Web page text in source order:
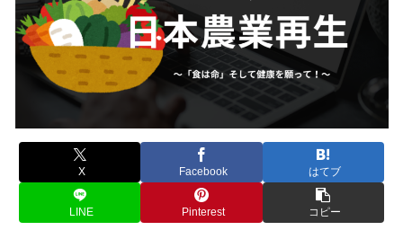
X Facebook はてブ
LINE Pinterest コピー